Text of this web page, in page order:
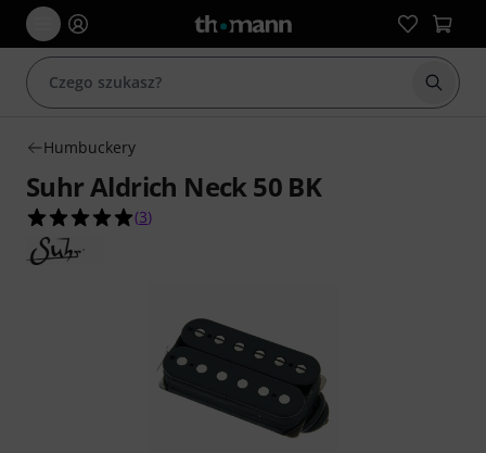
Humbuckery
Suhr Aldrich Neck 50 BK
5.0 na 5 gwiazdek z 3 ocen klientów
(3)